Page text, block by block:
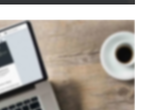
InterRed ist die richtige Wahl für das